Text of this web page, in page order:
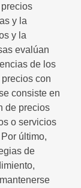
y la
y la
evalúan
de los
con
consiste en
de precios
o servicios
último,
de